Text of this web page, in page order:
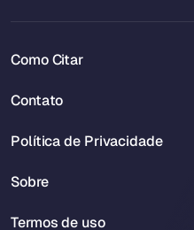
Como Citar
Contato
Política de Privacidade
Sobre
Termos de uso